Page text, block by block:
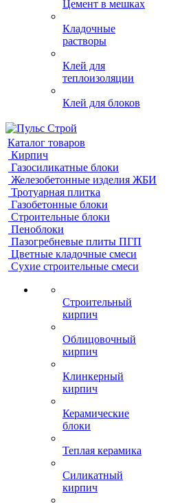
Цемент в мешках
Кладочные
растворы
Клей для
теплоизоляции
Клей для блоков
Каталог товаров
Кирпич
Газосиликатные блоки
Железобетонные изделия ЖБИ
Тротуарная плитка
Газобетонные блоки
Строительные блоки
Пеноблоки
Пазогребневые плиты ПГП
Цветные кладочные смеси
Сухие строительные смеси
Строительный
кирпич
Облицовочный
кирпич
Клинкерный
кирпич
Керамические
блоки
Теплая керамика
Силикатный
кирпич